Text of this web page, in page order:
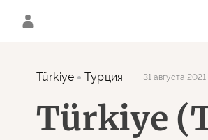
Türkiye Турция 31 августа 2021
Türkiye